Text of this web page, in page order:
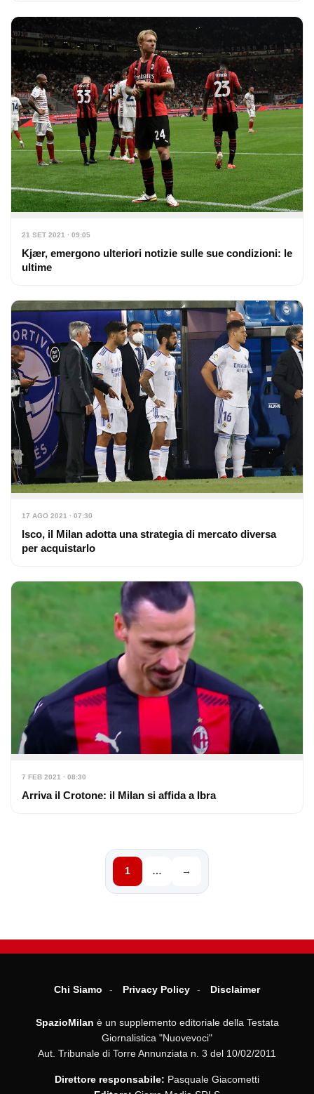
21 SET 2021 · 09:05
Kjær, emergono ulteriori notizie sulle sue condizioni: le
ultime
17 AGO 2021 · 07:30
Isco, il Milan adotta una strategia di mercato diversa
per acquistarlo
7 FEB 2021 · 08:30
Arriva il Crotone: il Milan si affida a Ibra
1 … →
Chi Siamo Privacy Policy Disclaimer
SpazioMilan è un supplemento editoriale della Testata
Giornalistica "Nuovevoci"
Aut. Tribunale di Torre Annunziata n. 3 del 10/02/2011
Direttore responsabile: Pasquale Giacometti